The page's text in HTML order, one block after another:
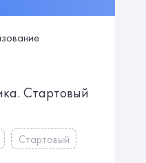
Стартовый
Стартовый